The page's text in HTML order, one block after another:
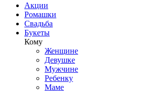
Акции
Ромашки
Свадьба
Букеты
Кому
Женщине
Девушке
Мужчине
Ребенку
Маме